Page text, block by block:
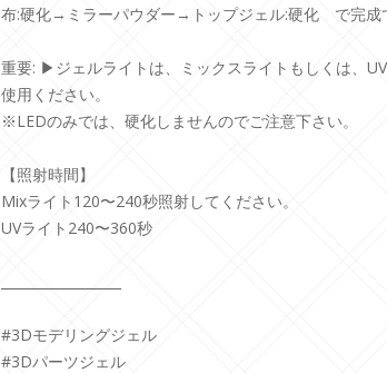
布:硬化→ミラーパウダー→トップジェル:硬化 で完成
重要: ▶︎ジェルライトは、ミックスライトもしくは、
使用ください。
※LEDのみでは、硬化しませんのでご注意下さい。
【照射時間】
Mixライト120〜240秒照射してください。
UVライト240〜360秒
#3Dモデリングジェル
#3Dパーツジェル